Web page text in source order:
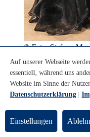
© Foto: Stefano
Coco Joura/
Legostaeva/
Die beiden Musikerinnen
musikalisches Programm,
unterhaltsamen
Auf unserer Webseite
essentiell, während uns
Website im Sinne der
Datenschutzerklärung
Einstellungen